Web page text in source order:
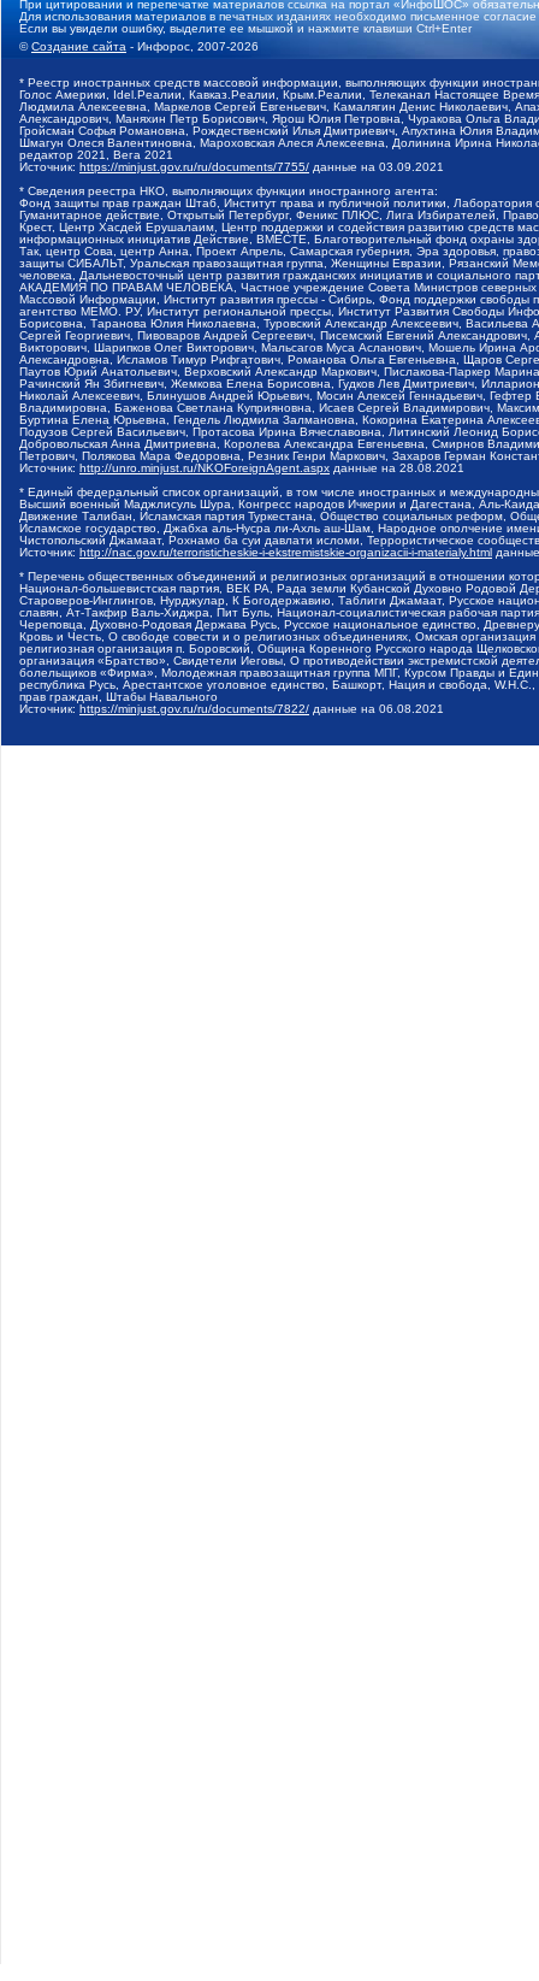
При цитировании и перепечатке материалов ссылка на портал «ИнфоШОС»
Для использования материалов в печатных изданиях необходимо письменное
Если вы увидели ошибку, выделите ее мышкой и нажмите клавиши Ctrl+Enter
©Создание сайта - Инфорос, 2007-2026
* Реестр иностранных средств массовой информации, выполняющих функции
Голос Америки, Idel.Реалии, Кавказ.Реалии, Крым.Реалии, Телеканал Настоящее
Людмила Алексеевна, Маркелов Сергей Евгеньевич, Камалягин Денис Николаевич,
Александрович, Маняхин Петр Борисович, Ярош Юлия Петровна, Чуракова Ольга
Гройсман Софья Романовна, Рождественский Илья Дмитриевич, Апухтина Юлия
Шмагун Олеся Валентиновна, Мароховская Алеся Алексеевна, Долинина Ирина
редактор 2021, Вега 2021
Источник: https://minjust.gov.ru/ru/documents/7755/ данные на 03.09.2021
* Сведения реестра НКО, выполняющих функции иностранного агента:
Фонд защиты прав граждан Штаб, Институт права и публичной политики,
Гуманитарное действие, Открытый Петербург, Феникс ПЛЮС, Лига Избирателей,
Крест, Центр Хасдей Ерушалаим, Центр поддержки и содействия развитию средств
информационных инициатив Действие, ВМЕСТЕ, Благотворительный фонд охраны
Так, центр Сова, центр Анна, Проект Апрель, Самарская губерния, Эра здоровья,
защиты СИБАЛЬТ, Уральская правозащитная группа, Женщины Евразии, Рязанский
человека, Дальневосточный центр развития гражданских инициатив и социального
АКАДЕМИЯ ПО ПРАВАМ ЧЕЛОВЕКА, Частное учреждение Совета Министров северных
Массовой Информации, Институт развития прессы - Сибирь, Фонд поддержки
агентство МЕМО. РУ, Институт региональной прессы, Институт Развития Свободы
Борисовна, Таранова Юлия Николаевна, Туровский Александр Алексеевич,
Сергей Георгиевич, Пивоваров Андрей Сергеевич, Писемский Евгений
Викторович, Шарипков Олег Викторович, Мальсагов Муса Асланович, Мошель Ирина
Александровна, Исламов Тимур Рифгатович, Романова Ольга Евгеньевна, Щаров
Паутов Юрий Анатольевич, Верховский Александр Маркович, Пислакова-Паркер
Рачинский Ян Збигневич, Жемкова Елена Борисовна, Гудков Лев Дмитриевич,
Николай Алексеевич, Блинушов Андрей Юрьевич, Мосин Алексей Геннадьевич,
Владимировна, Баженова Светлана Куприяновна, Исаев Сергей Владимирович,
Буртина Елена Юрьевна, Гендель Людмила Залмановна, Кокорина Екатерина
Подузов Сергей Васильевич, Протасова Ирина Вячеславовна, Литинский Леонид
Добровольская Анна Дмитриевна, Королева Александра Евгеньевна, Смирнов
Петрович, Полякова Мара Федоровна, Резник Генри Маркович, Захаров Герман
Источник: http://unro.minjust.ru/NKOForeignAgent.aspx данные на 28.08.2021
* Единый федеральный список организаций, в том числе иностранных и
Высший военный Маджлисуль Шура, Конгресс народов Ичкерии и Дагестана, Аль-
Движение Талибан, Исламская партия Туркестана, Общество социальных реформ,
Исламское государство, Джабха аль-Нусра ли-Ахль аш-Шам, Народное ополчение
Чистопольский Джамаат, Рохнамо ба суи давлати исломи, Террористическое
Источник: http://nac.gov.ru/terroristicheskie-i-ekstremistskie-organizacii-i-materialy.html
* Перечень общественных объединений и религиозных организаций в отношении
Национал-большевистская партия, ВЕК РА, Рада земли Кубанской Духовно Родовой
Староверов-Инглингов, Нурджулар, К Богодержавию, Таблиги Джамаат, Русское
славян, Ат-Такфир Валь-Хиджра, Пит Буль, Национал-социалистическая рабочая
Череповца, Духовно-Родовая Держава Русь, Русское национальное единство,
Кровь и Честь, О свободе совести и о религиозных объединениях, Омская
религиозная организация п. Боровский, Община Коренного Русского народа
организация «Братство», Свидетели Иеговы, О противодействии экстремистской
болельщиков «Фирма», Молодежная правозащитная группа МПГ, Курсом Правды и
республика Русь, Арестантское уголовное единство, Башкорт, Нация и свобода,
прав граждан, Штабы Навального
Источник: https://minjust.gov.ru/ru/documents/7822/ данные на 06.08.2021